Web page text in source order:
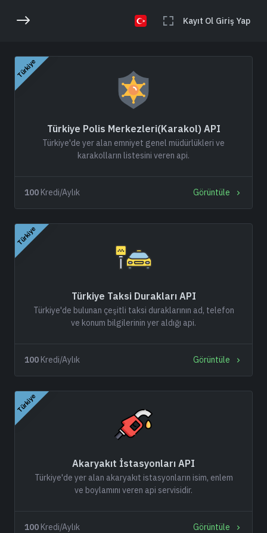
Kayıt Ol Giriş Yap
Türkiye
Türkiye Polis Merkezleri(Karakol) API
Türkiye'de yer alan emniyet genel müdürlükleri ve
karakolların listesini veren api.
Görüntüle
100 Kredi/Aylık
Türkiye
Türkiye Taksi Durakları API
Türkiye'de bulunan çeşitli taksi duraklarının ad, telefon
ve konum bilgilerinin yer aldığı api.
Görüntüle
100 Kredi/Aylık
Türkiye
Akaryakıt İstasyonları API
Türkiye'de yer alan akaryakıt istasyonların isim, enlem
ve boylamını veren api servisidir.
Görüntüle
100 Kredi/Aylık